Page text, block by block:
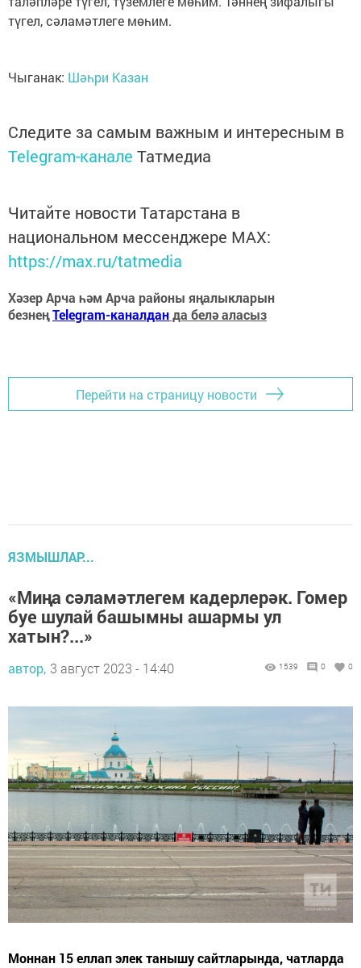
түгел, сәламәтлеге мөһим.
Чыганак: Шәһри Казан
Следите за самым важным и интересным в
Telegram-канале Татмедиа
Читайте новости Татарстана в
национальном мессенджере MАХ:
https://max.ru/tatmedia
Хәзер Арча һәм Арча районы яңалыкларын
безнеңTelegram-каналданда белә аласыз
Перейти на страницу новости
ЯЗМЫШЛАР...
«Миңа сәламәтлегем кадерлерәк. Гомер
буе шулай башымны ашармы ул
хатын?...»
автор, 3 август 2023 - 14:40 1539 0 0
Моннан 15 еллап элек танышу сайтларында, чатларда